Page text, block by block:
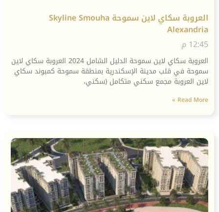
العروبة سكاي لاين سموحة Skyline Smouha
Alexandria
12:45 م
العروبة سكاي لاين سموحة الدليل الشامل 2024 العروبة سكاي لاين
سموحة في قلب مدينة الإسكندرية بمنطقة سموحة كمبوند سكاي
لاين العروبة مجمع سكني متكامل (سكني،
Read More »